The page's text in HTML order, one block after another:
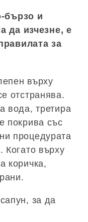
бързо и
да изчезне, е
за
върху
отстранява.
вода, третира
покрива със
процедурата
Когато върху
коричка,
за да